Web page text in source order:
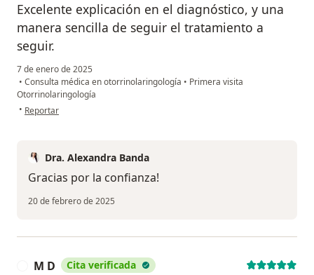
Excelente explicación en el diagnóstico, y una
manera sencilla de seguir el tratamiento a
seguir.
7 de enero de 2025
• Consulta médica en otorrinolaringología • Primera visita
Otorrinolaringología
• en opinión del usuario Jorge Antonio Delgado Reyes
Reportar
Dra. Alexandra Banda
Gracias por la confianza!
20 de febrero de 2025
M D Cita verificada